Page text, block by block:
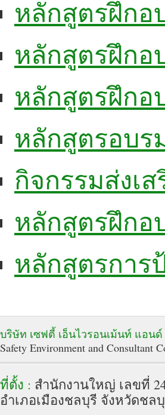
หลักสูตรฝึกอ
หลักสูตรฝึกอ
หลักสูตรฝึกอ
หลักสูตรอบร
กิจกรรมส่งเ
หลักสูตรฝึกอ
หลักสูตรการ
บริษัท เซฟตี้ เอ็นไวรอนเม้นท์ แอน
Safety Environment and Consultant
ที่ตั้ง : สำนักงานใหญ่ เลขที่
อำเภอเมืองชลบุรี จังหวัดชลบุ